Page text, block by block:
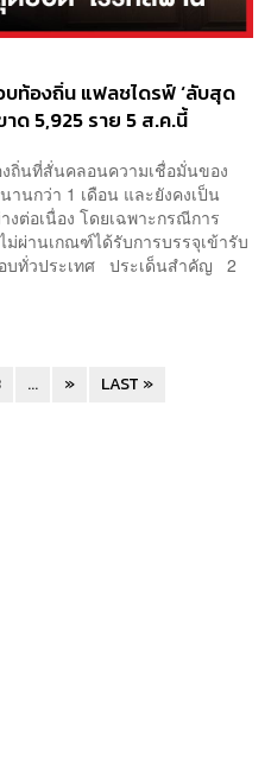
บท้องถิ่น แฟลชไดรฟ์ ‘ลับสุด
ด 5,925 ราย 5 ส.ค.นี้
ถิ่นที่สั่นคลอนความเชื่อมั่นของ
นกว่า 1 เดือน และยังคงเป็น
งต่อเนื่อง โดยเฉพาะกรณีการ
ผ่านเกณฑ์ได้รับการบรรจุเข้ารับ
อบทั่วประเทศ ประเด็นสำคัญ 2
... » LAST »